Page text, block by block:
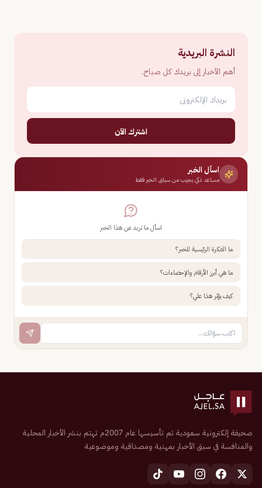
النشرة البريدية
أهم الأخبار إلى بريدك كل صباح.
اشترك الآن
اسأل الخبر
مساعد ذكي يجيب من سياق الخبر فقط
اسأل ما تريد عن هذا الخبر
ما الفكرة الرئيسية للخبر؟
ما هي أبرز الأرقام والإحصاءات؟
كيف يؤثر هذا علي؟
صحيفة إلكترونية سعودية تم تأسيسها عام 2007م تهتم بنشر الأخبار المحلية
والمنافسة في سبق الأخبار بمهنية ومصداقية وموضوعية